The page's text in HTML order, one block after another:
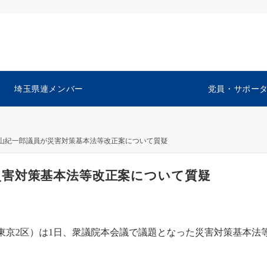
埼玉県連メンバー 党員・サポー
紀一郎議員が災害対策基本法等改正案について質疑
対策基本法等改正案について質疑
2区）は1日、衆議院本会議で議題となった災害対策基本法